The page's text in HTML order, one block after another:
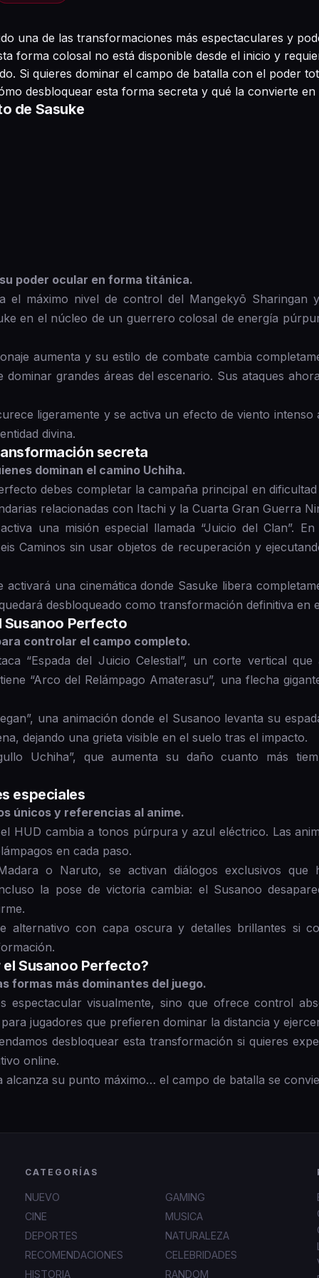
una de las transformaciones más espectaculares y
forma colosal no está disponible desde el inicio y
Si quieres dominar el campo de batalla con el poder
desbloquear esta forma secreta y qué la convierte
de Sasuke
poder ocular en forma titánica.
el máximo nivel de control del Mangekyō Sharingan
en el núcleo de un guerrero colosal de energía
aumenta y su estilo de combate cambia
dominar grandes áreas del escenario. Sus ataques
ligeramente y se activa un efecto de viento
divina.
secreta
dominan el camino Uchiha.
debes completar la campaña principal en
relacionadas con Itachi y la Cuarta Gran Guerra
una misión especial llamada “Juicio del Clan”.
Caminos sin usar objetos de recuperación y
una cinemática donde Sasuke libera
desbloqueado como transformación definitiva en
Susanoo Perfecto
controlar el campo completo.
“Espada del Juicio Celestial”, un corte vertical
“Arco del Relámpago Amaterasu”, una flecha
una animación donde el Susanoo levanta su
dejando una grieta visible en el suelo tras el impacto.
Uchiha”, que aumenta su daño cuanto más
especiales
únicos y referencias al anime.
HUD cambia a tonos púrpura y azul eléctrico. Las
en cada paso.
o Naruto, se activan diálogos exclusivos que
la pose de victoria cambia: el Susanoo
alternativo con capa oscura y detalles brillantes si
Susanoo Perfecto?
formas más dominantes del juego.
espectacular visualmente, sino que ofrece control
jugadores que prefieren dominar la distancia y
desbloquear esta transformación si quieres
online.
alcanza su punto máximo… el campo de batalla se
CATEGORÍAS
NUEVO
GAMING
CINE
MUSICA
DEPORTES
NATURALEZA
RECOMENDACIONES
CELEBRIDADES
HISTORIA
RANDOM